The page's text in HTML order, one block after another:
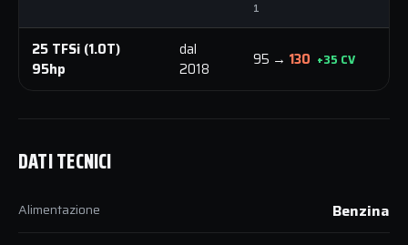
1
25 TFSi (1.0T)
95hp
dal
2018
95 → 130 +35 CV
DATI TECNICI
Alimentazione Benzina